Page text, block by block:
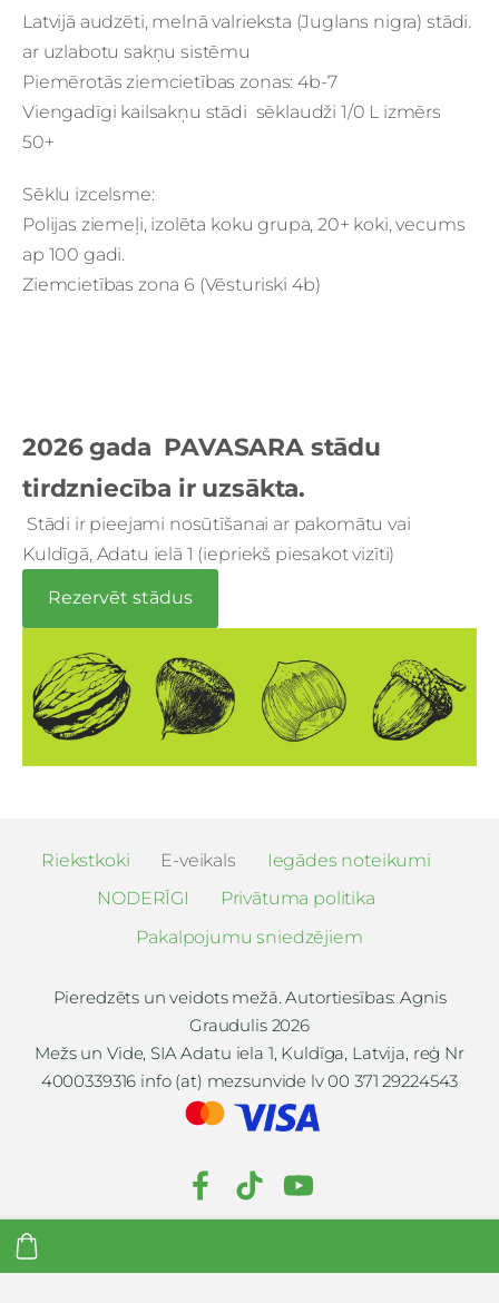
2026 gada PAVASARA stādu
tirdzniecība ir uzsākta.
Stādi ir pieejami nosūtīšanai ar pakomātu vai
Kuldīgā, Adatu ielā 1 (iepriekš piesakot vizīti)
Rezervēt stādus
Latvijā audzēti, melnā valrieksta (Juglans nigra) stādi.
ar uzlabotu sakņu sistēmu
Piemērotās ziemcietības zonas: 4b-7
Viengadīgi kailsakņu stādi sēklaudži 1/0 L izmērs
50+
Sēklu izcelsme:
Polijas ziemeļi, izolēta koku grupa, 20+ koki, vecums
ap 100 gadi.
Ziemcietības zona 6 (Vēsturiski 4b)
Riekstkoki E-veikals
Iegādes noteikumi
NODERĪGI
Privātuma politika
Pakalpojumu sniedzējiem
Pieredzēts un veidots mežā. Autortiesības: Agnis
Graudulis 2026
Mežs un Vide, SIA Adatu iela 1, Kuldīga, Latvija, reģ Nr
4000339316 info (at) mezsunvide lv 00 371 29224543